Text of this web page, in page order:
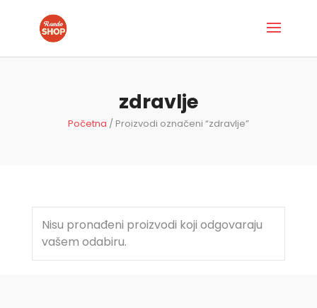
zdravlje
Početna / Proizvodi označeni “zdravlje”
Nisu pronađeni proizvodi koji odgovaraju
vašem odabiru.